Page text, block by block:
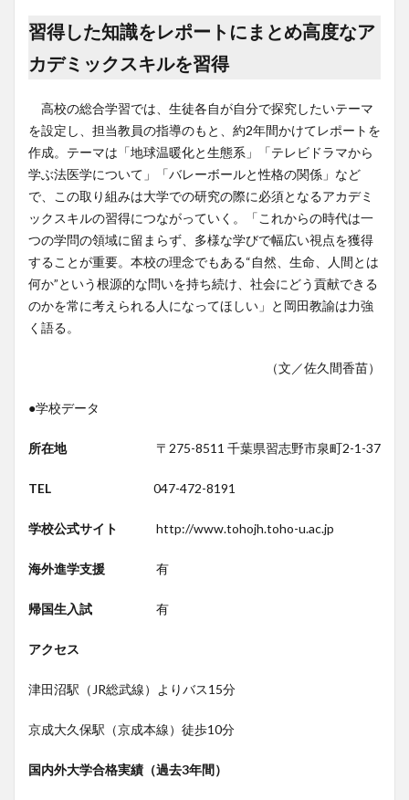
習得した知識をレポートにまとめ高度なア
カデミックスキルを習得
高校の総合学習では、生徒各自が自分で探究したいテーマ
を設定し、担当教員の指導のもと、約2年間かけてレポートを
作成。テーマは「地球温暖化と生態系」「テレビドラマから
学ぶ法医学について」「バレーボールと性格の関係」など
で、この取り組みは大学での研究の際に必須となるアカデミ
ックスキルの習得につながっていく。「これからの時代は一
つの学問の領域に留まらず、多様な学びで幅広い視点を獲得
することが重要。本校の理念でもある“自然、生命、人間とは
何か”という根源的な問いを持ち続け、社会にどう貢献できる
のかを常に考えられる人になってほしい」と岡田教諭は力強
く語る。
（文／佐久間香苗）
●学校データ
所在地〒275-8511 千葉県習志野市泉町2-1-37
TEL 047-472-8191
学校公式サイト http://www.tohojh.toho-u.ac.jp
海外進学支援 有
帰国生入試 有
アクセス
津田沼駅（JR総武線）よりバス15分
京成大久保駅（京成本線）徒歩10分
国内外大学合格実績（過去3年間）